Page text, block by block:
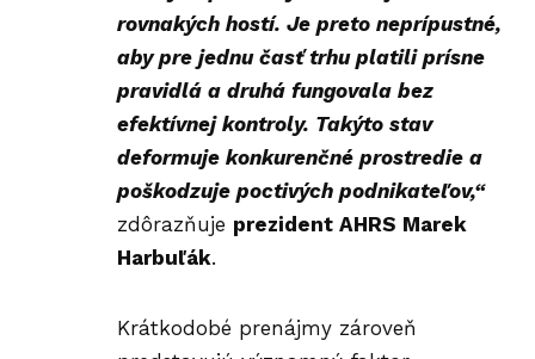
rovnakých hostí. Je preto neprípustné,
aby pre jednu časť trhu platili prísne
pravidlá a druhá fungovala bez
efektívnej kontroly. Takýto stav
deformuje konkurenčné prostredie a
poškodzuje poctivých podnikateľov,“
zdôrazňuje prezident AHRS Marek
Harbuľák.
Krátkodobé prenájmy zároveň